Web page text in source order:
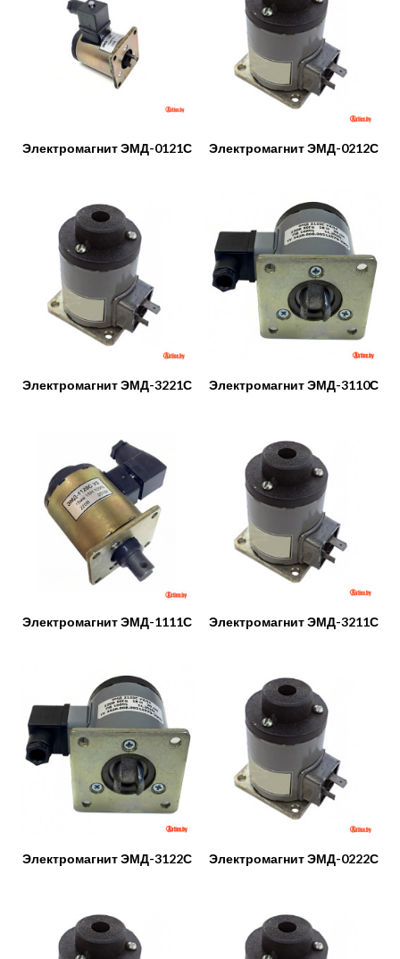
Электромагнит ЭМД-0121С Электромагнит ЭМД-0212С
Электромагнит ЭМД-3221С Электромагнит ЭМД-3110С
Электромагнит ЭМД-1111С Электромагнит ЭМД-3211С
Электромагнит ЭМД-3122С Электромагнит ЭМД-0222С